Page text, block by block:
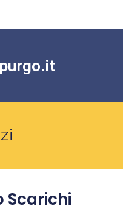
Scarichi